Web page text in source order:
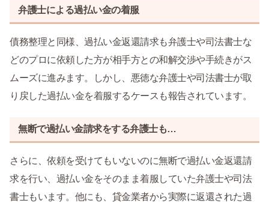
弁護士による過払い金の着服
債務整理と同様、過払い金返還請求も弁護士や司法書士な
どのプロに依頼した方が相手方との和解交渉や手続きがス
ムーズに進みます。しかし、悪徳な弁護士や司法書士が取
り戻した過払い金を着服するケースも報告されています。
無断で過払い金請求をする弁護士も…
さらに、依頼を受けてもいないのに無断で過払い金返還請
求を行い、過払い金をそのまま着服していた弁護士や司法
書士もいます。他にも、貸金業者から実際に返還された過